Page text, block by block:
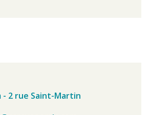
- 2 rue Saint-Martin